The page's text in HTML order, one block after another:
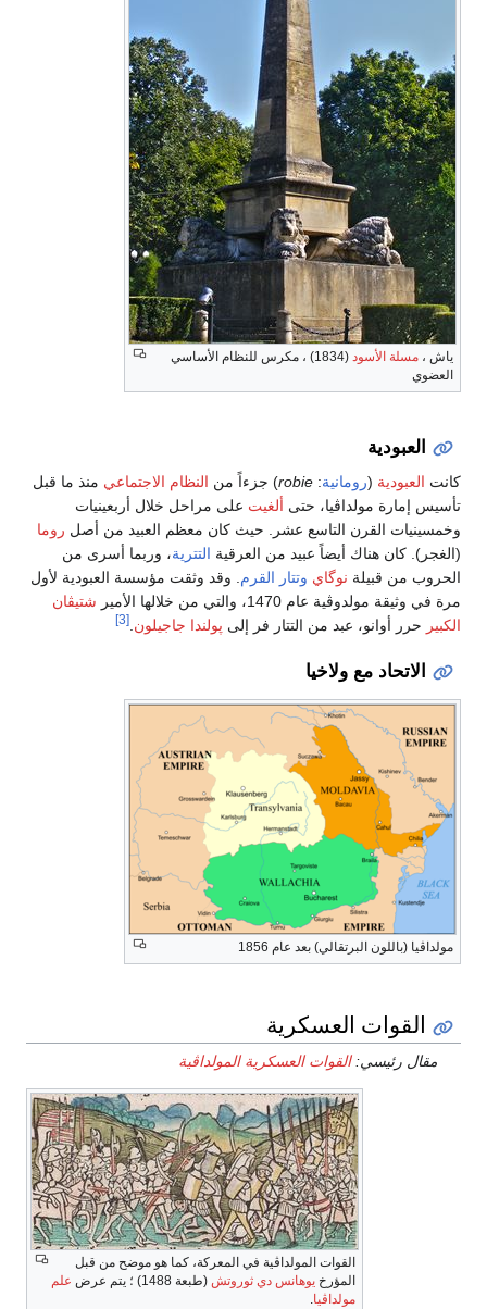
ياش ، مسلة الأسود
(1834) ، مكرس للنظام الأساسي
العضوي
العبودية
كانت العبودية (رومانية:
robie) جزءاً من النظام الاجتماعي منذ ما قبل
تأسيس إمارة مولداڤيا، حتى ألغيت على مراحل خلال أربعينيات
وخمسينيات القرن التاسع عشر. حيث كان معظم العبيد من أصل روما
(الغجر). كان هناك أيضاً عبيد من العرقية التترية، وربما أسرى من
الحروب من قبيلة نوگاي وتتار القرم . وقد وثقت مؤسسة العبودية لأول
مرة في وثيقة مولدوڤية عام 1470، والتي من خلالها الأمير
شتيڤان
الكبير حرر أوانو، عبد من التتار فر إلى پولندا جاجيلون [3]
الاتحاد مع ولاخيا
مولداڤيا (باللون البرتقالي) بعد عام 1856
القوات العسكرية
مقال رئيسي:القوات العسكرية المولداڤية
القوات المولداڤية في المعركة، كما هو موضح من قبل
المؤرخ يوهانس دي ثوروتش (طبعة 1488) ؛ يتم عرض
علم
مولداڤيا.